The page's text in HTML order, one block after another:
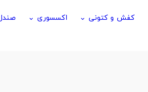
کفش و کتونی keyboard_arrow_down اکسسوری keyboard_arrow_down